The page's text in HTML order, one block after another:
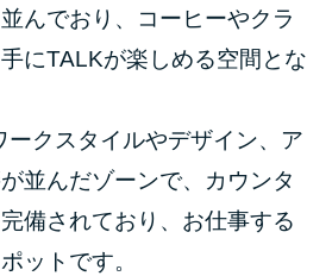
んでおり、コーヒーやクラ
にTALKが楽しめる空間とな
ークスタイルやデザイン、ア
並んだゾーンで、カウンタ
備されており、お仕事する
ットです。